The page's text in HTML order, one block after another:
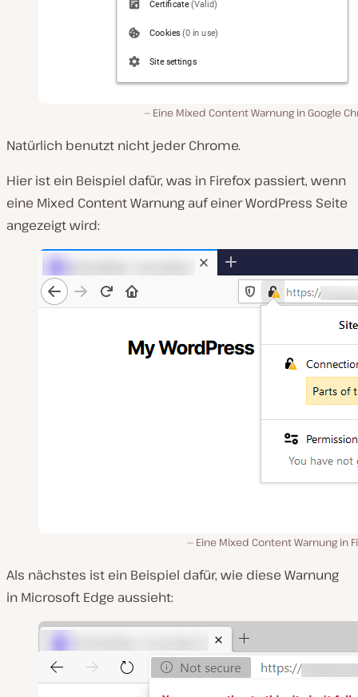
Eine Mixed Content Warnung in Google
Natürlich benutzt nicht jeder Chrome.
Hier ist ein Beispiel dafür, was in Firefox passiert, wenn
eine Mixed Content Warnung auf einer WordPress Seite
angezeigt wird:
Eine Mixed Content Warnung in
Als nächstes ist ein Beispiel dafür, wie diese Warnung
in Microsoft Edge aussieht: